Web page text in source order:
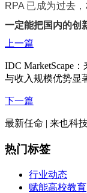
RPA 已成为过去，
一定能把国内的创
上一篇
IDC MarketScape
与收入规模优势显
下一篇
最新任命 | 来也科
热门标签
行业动态
赋能高校教育